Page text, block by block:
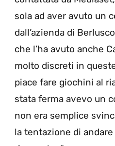
sola ad aver avuto un
dall’azienda di
che l’ha avuto anche
molto discreti in
piace fare giochini al
stata ferma avevo un
non era semplice
la tentazione di